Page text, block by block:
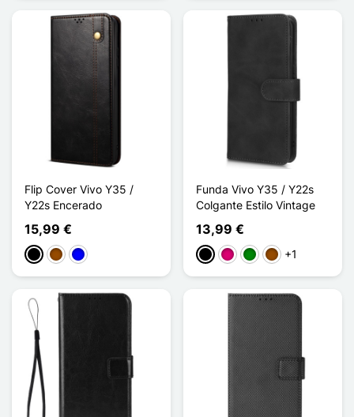
Flip Cover Vivo Y35 /
Y22s Encerado
15,99 €
NegroMarrón
Azul
Funda Vivo Y35 / Y22s
Colgante Estilo Vintage
13,99 €
NegroMagenta
VerdeMarrón
+1